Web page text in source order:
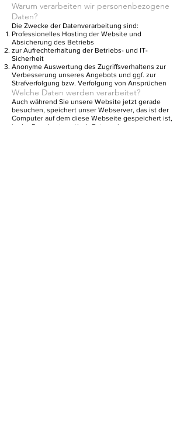
Warum verarbeiten wir personenbezogene
Daten?
Die Zwecke der Datenverarbeitung sind:
Professionelles Hosting der Website und
Absicherung des Betriebs
zur Aufrechterhaltung der Betriebs- und IT-
Sicherheit
Anonyme Auswertung des Zugriffsverhaltens zur
Verbesserung unseres Angebots und ggf. zur
Strafverfolgung bzw. Verfolgung von Ansprüchen
Welche Daten werden verarbeitet?
Auch während Sie unsere Website jetzt gerade
besuchen, speichert unser Webserver, das ist der
Computer auf dem diese Webseite gespeichert ist,
in der Regel automatisch Daten wie